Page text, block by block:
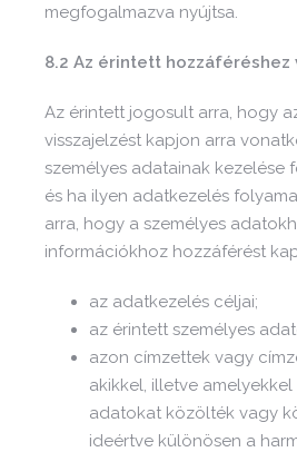
megfogalmazva nyújtsa.
8.2 Az érintett hozzáféréshez
Az érintett jogosult arra, hogy
visszajelzést kapjon arra
személyes adatainak kezelése
és ha ilyen adatkezelés
arra, hogy a személyes
információkhoz hozzáférést
az adatkezelés céljai;
az érintett személyes
azon címzettek vagy
akikkel, illetve amelyekkel
adatokat közölték vagy
ideértve különösen a